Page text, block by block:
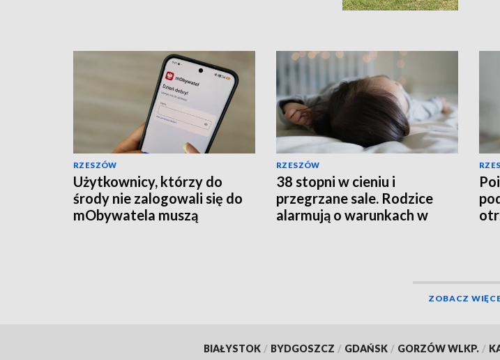
RZESZÓW
Użytkownicy, którzy do
środy nie zalogowali się do
mObywatela muszą
RZESZÓW
38 stopni w cieniu i
przegrzane sale. Rodzice
alarmują o warunkach w
ZOBACZ
BIAŁYSTOK / BYDGOSZCZ / GDAŃSK / GORZÓW WLKP. /